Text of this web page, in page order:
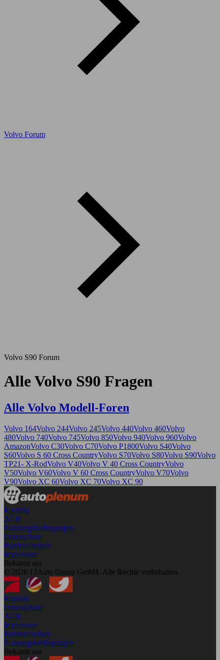
Volvo Forum
Volvo S90 Forum
Alle Volvo S90 Fragen
Alle Volvo Modell-Foren
Volvo 164Volvo 244Volvo 245Volvo 440Volvo 460Volvo
480Volvo 740Volvo 745Volvo 850Volvo 940Volvo 960Volvo
AmazonVolvo C30Volvo C70Volvo P1800Volvo S40Volvo
S60Volvo S 60 Cross CountryVolvo S70Volvo S80Volvo S90Volvo
TP21- X-RodVolvo V40Volvo V 40 Cross CountryVolvo
V50Volvo V60Volvo V 60 Cross CountryVolvo V70Volvo
V90Volvo XC 60Volvo XC 70Volvo XC 90
Kontakt
AGB
Nutzungsbedingungen
Datenschutz
Barrierefreiheit
Impressum
Bekannt aus
© 2026 12Auto Group GmbH. Alle Rechte vorbehalten.
Kontakt
Datenschutz
AGB
Impressum
Barrierefreiheit
Nutzungsbedingungen
Bekannt aus